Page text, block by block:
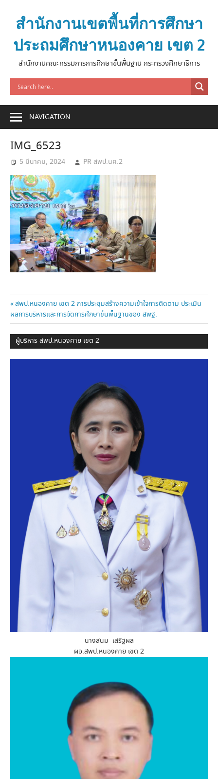
contentสำนักงานเขตพื้นที่การศึกษา
ประถมศึกษาหนองคาย เขต 2
สำนักงานคณะกรรมการการศึกษาขั้นพื้นฐาน กระทรวงศึกษาธิการ
NAVIGATION
IMG_6523
5 มีนาคม, 2024 PR สพป.นค.2
แนะแนว
เรื่อง
Previous
Post:
สพป.หนองคาย เขต 2 การประชุมสร้างความเข้าใจการติดตาม ประเมิน
ผลการบริหารและการจัดการศึกษาขั้นพื้นฐานของ สพฐ.
ผู้บริหาร สพป.หนองคาย เขต 2
นางสนม เสริฐผล
ผอ.สพป.หนองคาย เขต 2